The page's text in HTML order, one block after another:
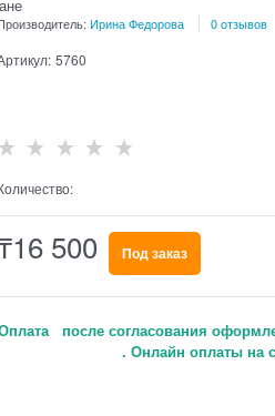
Ирина Федорова 0 отзывов
5760
16 500 Под заказ
после согласования
. Онлайн оплаты на